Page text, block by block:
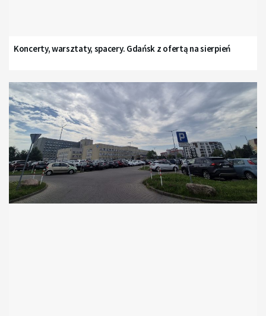
Koncerty, warsztaty, spacery. Gdańsk z ofertą na sierpień